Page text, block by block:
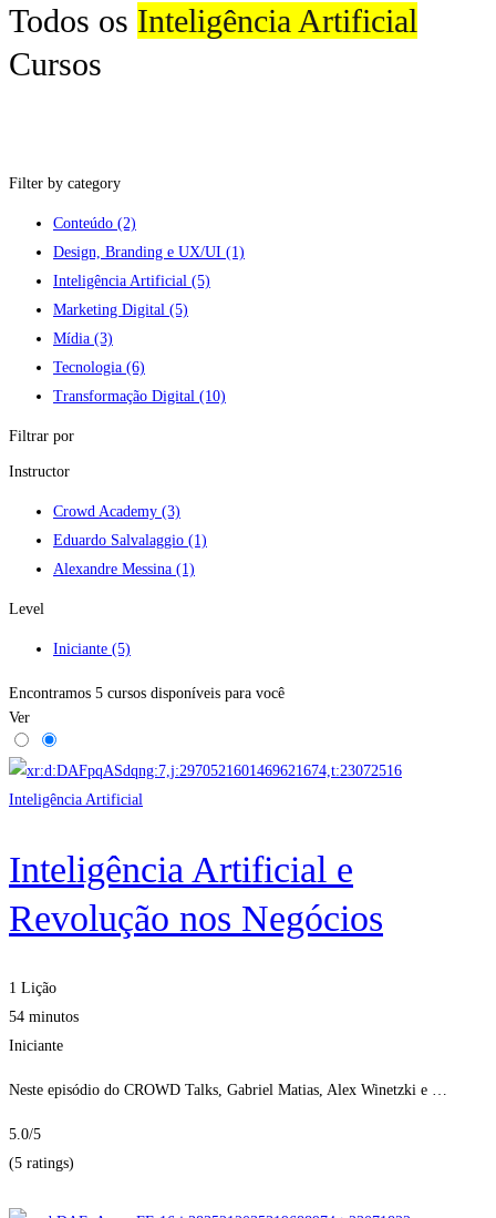
Todos os Inteligência Artificial
Cursos
Filter by category
Conteúdo (2)
Design, Branding e UX/UI (1)
Inteligência Artificial (5)
Marketing Digital (5)
Mídia (3)
Tecnologia (6)
Transformação Digital (10)
Filtrar por
Instructor
Crowd Academy (3)
Eduardo Salvalaggio (1)
Alexandre Messina (1)
Level
Iniciante (5)
Encontramos 5 cursos disponíveis para você
Ver
Inteligência Artificial
Inteligência Artificial e
Revolução nos Negócios
1 Lição
54 minutos
Iniciante
Neste episódio do CROWD Talks, Gabriel Matias, Alex Winetzki e …
5.0/5
(5 ratings)